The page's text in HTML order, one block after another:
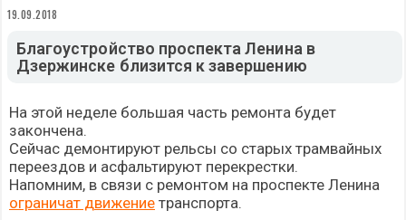
19.09.2018
Благоустройство проспекта Ленина в
Дзержинске близится к завершению
На этой неделе большая часть ремонта будет
закончена.
Сейчас демонтируют рельсы со старых трамвайных
переездов и асфальтируют перекрестки.
Напомним, в связи с ремонтом на проспекте Ленина
ограничат движение транспорта.